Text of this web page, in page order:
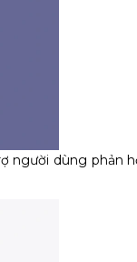
người dùng phản